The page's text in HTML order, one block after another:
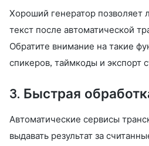
Хороший генератор позволяет
текст после автоматической
Обратите внимание на такие
спикеров, таймкоды и экспорт
3. Быстрая
Автоматические сервисы
выдавать результат за